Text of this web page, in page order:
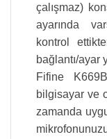
çalışmaz)
ayarında
kontrol
bağlantı/
Fifine
bilgisayar ve
zamanda